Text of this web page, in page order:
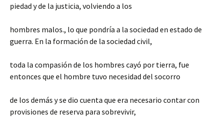
piedad y de la justicia, volviendo a los
hombres malos., lo que pondría a la sociedad en estado de
guerra. En la formación de la sociedad civil,
toda la compasión de los hombres cayó por tierra, fue
entonces que el hombre tuvo necesidad del socorro
de los demás y se dio cuenta que era necesario contar con
provisiones de reserva para sobrevivir,